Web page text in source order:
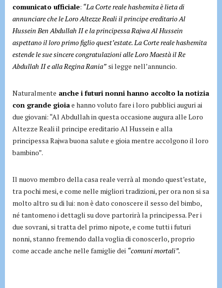
comunicato ufficiale: “La Corte reale hashemita è lieta di
annunciare che le Loro Altezze Reali il principe ereditario Al
Hussein Ben Abdullah II e la principessa Rajwa Al Hussein
aspettano il loro primo figlio quest’estate. La Corte reale hashemita
estende le sue sincere congratulazioni alle Loro Maestà il Re
Abdullah II e alla Regina Rania” si legge nell’annuncio.
Naturalmente anche i futuri nonni hanno accolto la notizia
con grande gioiae hanno voluto fare i loro pubblici auguri ai
due giovani: “Al Abdullah in questa occasione augura alle Loro
Altezze Reali il principe ereditario Al Hussein e alla
principessa Rajwa buona salute e gioia mentre accolgono il loro
bambino”.
Il nuovo membro della casa reale verrà al mondo quest’estate,
tra pochi mesi, e come nelle migliori tradizioni, per ora non si sa
molto altro su di lui: non è dato conoscere il sesso del bimbo,
né tantomeno i dettagli su dove partorirà la principessa. Per i
due sovrani, si tratta del primo nipote, e come tutti i futuri
nonni, stanno fremendo dalla voglia di conoscerlo, proprio
come accade anche nelle famiglie dei “comuni mortali”.